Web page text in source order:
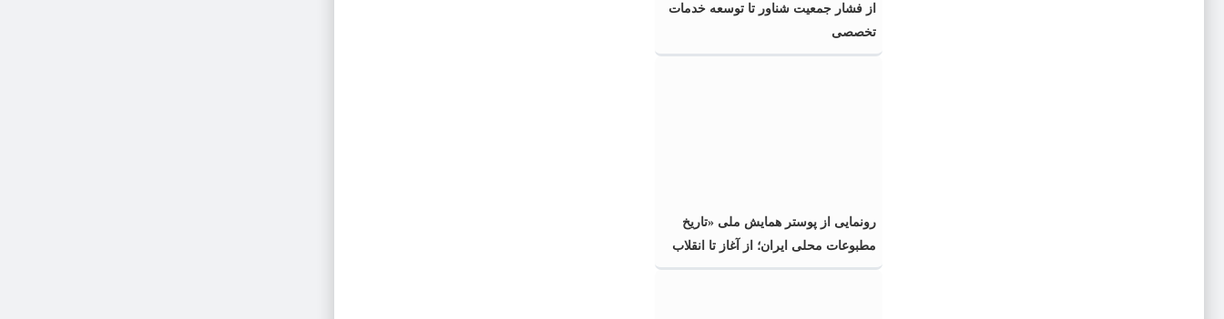
از فشار جمعیت شناور تا توسعه خدمات
تخصصی
رونمایی از پوستر همایش ملی «تاریخ
مطبوعات محلی ایران؛ از آغاز تا انقلاب
اسلامی» در گیلان